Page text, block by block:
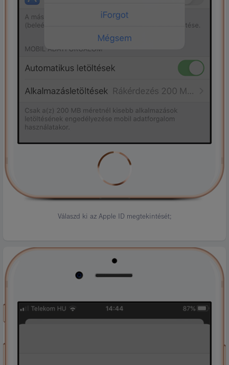
Válaszd ki az Apple ID megtekintését;
leírása:
5.
lépés